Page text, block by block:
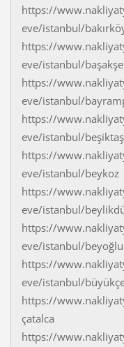
https://
eve/istanbul/
https://
eve/istanbul/
https://
eve/istanbul/
https://
eve/istanbul/beşiktaş
https://
eve/istanbul/beykoz
https://
eve/istanbul/
https://
eve/istanbul/beyoğlu
https://
eve/istanbul/
https://
çatalca
https://